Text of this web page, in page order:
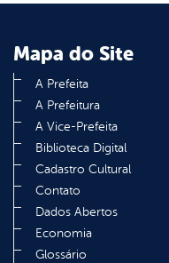
Mapa do Site
A Prefeita
A Prefeitura
A Vice-Prefeita
Biblioteca Digital
Cadastro Cultural
Contato
Dados Abertos
Economia
Glossário